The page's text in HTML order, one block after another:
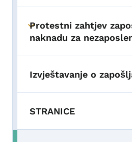
Toggle submenu
Protestni zahtjev
naknadu za
Izvještavanje o
STRANICE